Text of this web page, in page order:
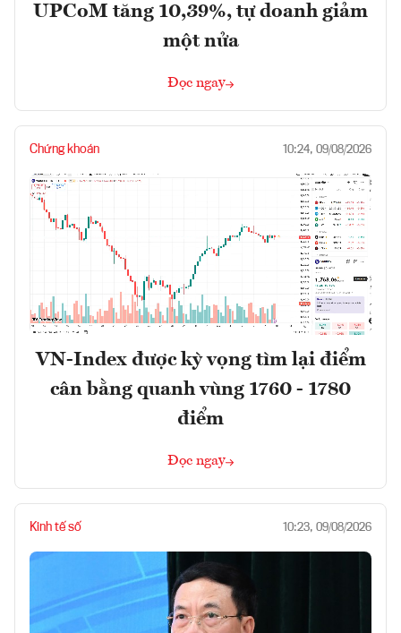
UPCoM tăng 10,39%, tự doanh giảm
một nửa
Đọc ngay
Chứng khoán 10:24, 09/08/2026
VN-Index được kỳ vọng tìm lại điểm
cân bằng quanh vùng 1760 - 1780
điểm
Đọc ngay
Kinh tế số 10:23, 09/08/2026